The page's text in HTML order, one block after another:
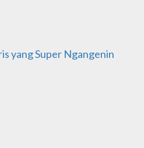
yang Super Ngangenin